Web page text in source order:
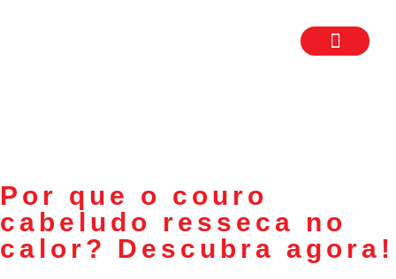
Por que o couro
cabeludo resseca no
calor? Descubra agora!